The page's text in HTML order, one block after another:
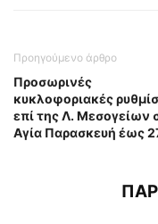
Προηγούμενο άρθρο
Προσωρινές
κυκλοφοριακές
επί της Λ. Μεσογείων
Αγία Παρασκευή έως